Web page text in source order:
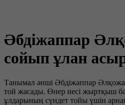
Әбдіжаппар
сойып ұлан
Танымал әнші Әбдіжаппар
той жасады. Өнер иесі жыртқыш
ұлдарының сүндет тойы үшін